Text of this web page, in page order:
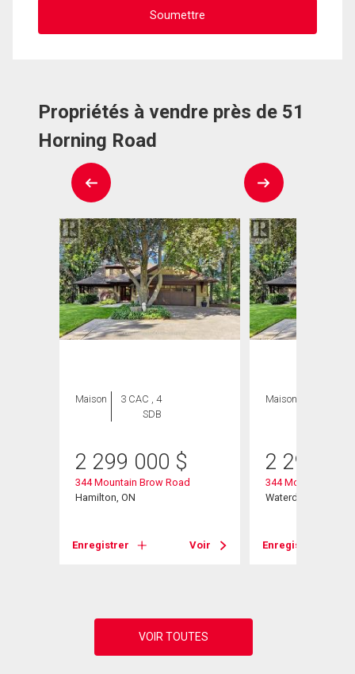
Propriétés à vendre près de 51
Horning Road
Maison
3 CAC , 4
SDB
2 299 000 $
344 Mountain Brow Road
Hamilton, ON
Enregistrer Voir
Maison
2 299
344 Mountain
Waterdown, ON
Enregistrer